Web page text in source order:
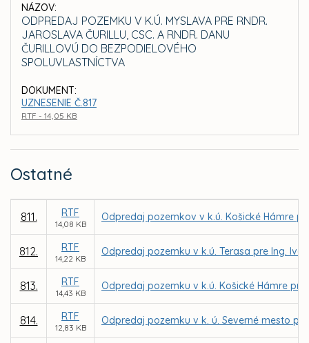
NÁZOV:
ODPREDAJ POZEMKU V K.Ú. MYSLAVA PRE RNDR.
JAROSLAVA ČURILLU, CSC. A RNDR. DANU
ČURILLOVÚ DO BEZPODIELOVÉHO
SPOLUVLASTNÍCTVA
DOKUMENT:
UZNESENIE Č.817
RTF - 14,05 KB
Ostatné
811. RTF
14,08 KB
Odpredaj pozemkov v k.ú. Košické Hámre
812. RTF
14,22 KB
Odpredaj pozemku v k.ú. Terasa pre Ing.
813. RTF
14,43 KB
Odpredaj pozemku v k.ú. Košické Hámre
814. RTF
12,83 KB
Odpredaj pozemku v k. ú. Severné mesto